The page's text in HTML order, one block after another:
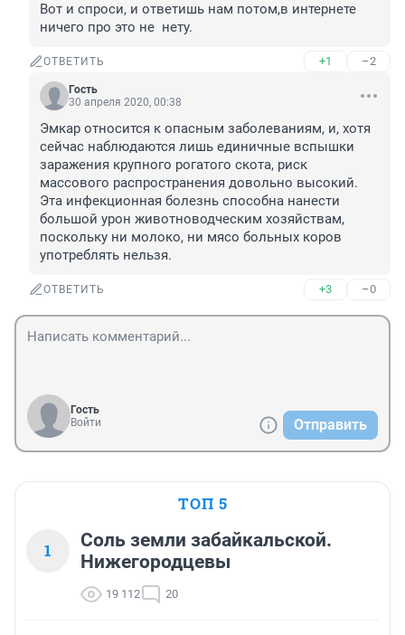
Вот и спроси, и ответишь нам потом,в интернете
ничего про это не  нету.
ОТВЕТИТЬ +1 –2
Гость
30 апреля 2020, 00:38
Эмкар относится к опасным заболеваниям, и, хотя
сейчас наблюдаются лишь единичные вспышки
заражения крупного рогатого скота, риск
массового распространения довольно высокий.
Эта инфекционная болезнь способна нанести
большой урон животноводческим хозяйствам,
поскольку ни молоко, ни мясо больных коров
употреблять нельзя.
ОТВЕТИТЬ +3 –0
Гость
Войти
Отправить
ТОП 5
1
Соль земли забайкальской.
Нижегородцевы
19 112 20